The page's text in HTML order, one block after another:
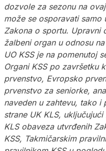
dozvole za sezonu na
može se osporavati samo
Zakona o sportu. Upravni
žalbeni organ u odnosu
UO KSS je na pomenutoj
Organi KSS po završetku
prvenstvo, Evropsko
prvenstvo za seniorke,
naveden u zahtevu, tako i
strane UK KLS,
KLS obaveza utvrđenih
KSS, Takmičarskim